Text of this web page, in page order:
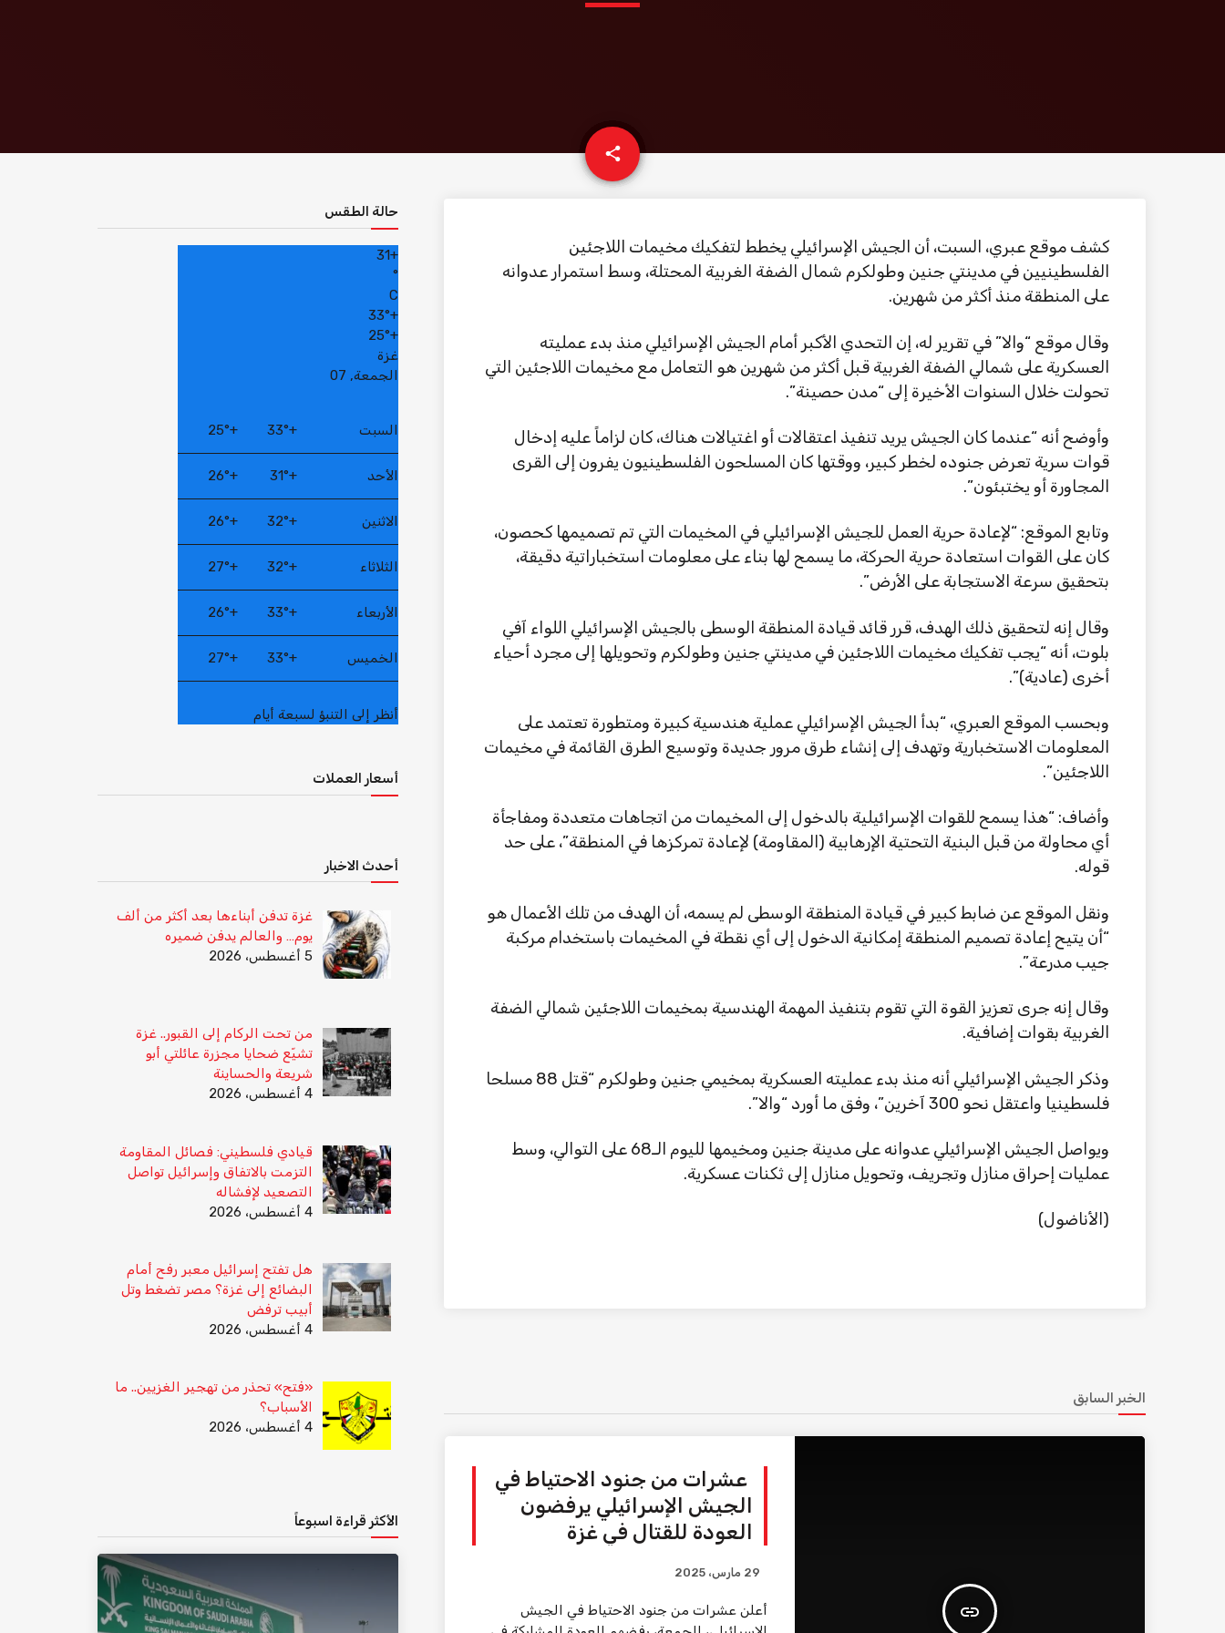
share
email
كشف موقع عبري، السبت، أن الجيش الإسرائيلي يخطط لتفكيك مخيمات اللاجئين
الفلسطينيين في مدينتي جنين وطولكرم شمال الضفة الغربية المحتلة، وسط استمرار عدوانه
على المنطقة منذ أكثر من شهرين.
وقال موقع “والا” في تقرير له، إن التحدي الأكبر أمام الجيش الإسرائيلي منذ بدء عمليته
العسكرية على شمالي الضفة الغربية قبل أكثر من شهرين هو التعامل مع مخيمات اللاجئين التي
تحولت خلال السنوات الأخيرة إلى “مدن حصينة”.
وأوضح أنه “عندما كان الجيش يريد تنفيذ اعتقالات أو اغتيالات هناك، كان لزاماً عليه إدخال
قوات سرية تعرض جنوده لخطر كبير، ووقتها كان المسلحون الفلسطينيون يفرون إلى القرى
المجاورة أو يختبئون”.
وتابع الموقع: “لإعادة حرية العمل للجيش الإسرائيلي في المخيمات التي تم تصميمها كحصون،
كان على القوات استعادة حرية الحركة، ما يسمح لها بناء على معلومات استخباراتية دقيقة،
بتحقيق سرعة الاستجابة على الأرض”.
وقال إنه لتحقيق ذلك الهدف، قرر قائد قيادة المنطقة الوسطى بالجيش الإسرائيلي اللواء آفي
بلوت، أنه “يجب تفكيك مخيمات اللاجئين في مدينتي جنين وطولكرم وتحويلها إلى مجرد أحياء
أخرى (عادية)”.
وبحسب الموقع العبري، “بدأ الجيش الإسرائيلي عملية هندسية كبيرة ومتطورة تعتمد على
المعلومات الاستخبارية وتهدف إلى إنشاء طرق مرور جديدة وتوسيع الطرق القائمة في مخيمات
اللاجئين”.
وأضاف: “هذا يسمح للقوات الإسرائيلية بالدخول إلى المخيمات من اتجاهات متعددة ومفاجأة
أي محاولة من قبل البنية التحتية الإرهابية (المقاومة) لإعادة تمركزها في المنطقة”، على حد
قوله.
ونقل الموقع عن ضابط كبير في قيادة المنطقة الوسطى لم يسمه، أن الهدف من تلك الأعمال هو
“أن يتيح إعادة تصميم المنطقة إمكانية الدخول إلى أي نقطة في المخيمات باستخدام مركبة
جيب مدرعة”.
وقال إنه جرى تعزيز القوة التي تقوم بتنفيذ المهمة الهندسية بمخيمات اللاجئين شمالي الضفة
الغربية بقوات إضافية.
وذكر الجيش الإسرائيلي أنه منذ بدء عمليته العسكرية بمخيمي جنين وطولكرم “قتل 88 مسلحا
فلسطينيا واعتقل نحو 300 آخرين”، وفق ما أورد “والا”.
ويواصل الجيش الإسرائيلي عدوانه على مدينة جنين ومخيمها لليوم الـ68 على التوالي، وسط
عمليات إحراق منازل وتجريف، وتحويل منازل إلى ثكنات عسكرية.
(الأناضول)
الخبر السابق
insert_link
عشرات من جنود الاحتياط في
الجيش الإسرائيلي يرفضون
العودة للقتال في غزة
29 مارس، 2025
أعلن عشرات من جنود الاحتياط في الجيش
حالة الطقس
+
31
°
C
+
33°
+
25°
غزة
الجمعة, 07
السبت +
33°
+
25°
الأحد +
31°
+
26°
الاثنين +
32°
+
26°
الثلاثاء +
32°
+
27°
الأربعاء +
33°
+
26°
الخميس +
33°
+
27°
أنظر إلى التنبؤ لسبعة أيام
أسعار العملات
أحدث الاخبار
غزة تدفن أبناءها بعد أكثر من ألف
يوم… والعالم يدفن ضميره
5 أغسطس، 2026
من تحت الركام إلى القبور.. غزة
تشيّع ضحايا مجزرة عائلتي أبو
شريعة والحساينة
4 أغسطس، 2026
قيادي فلسطيني: فصائل المقاومة
التزمت بالاتفاق وإسرائيل تواصل
التصعيد لإفشاله
4 أغسطس، 2026
هل تفتح إسرائيل معبر رفح أمام
البضائع إلى غزة؟ مصر تضغط وتل
أبيب ترفض
4 أغسطس، 2026
«فتح» تحذر من تهجير الغزيين.. ما
الأسباب؟
4 أغسطس، 2026
الأكثر قراءة اسبوعاً